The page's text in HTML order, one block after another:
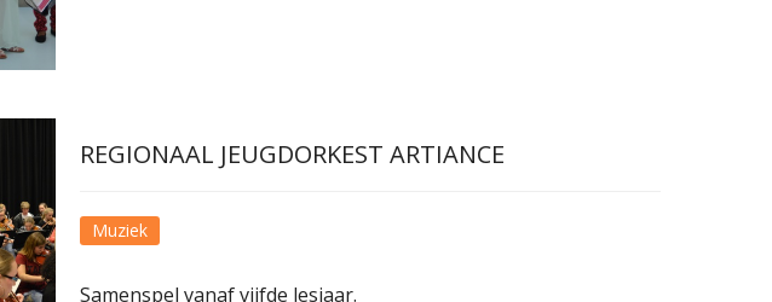
REGIONAAL JEUGDORKEST ARTIANCE
Muziek
Samenspel vanaf vijfde lesjaar.